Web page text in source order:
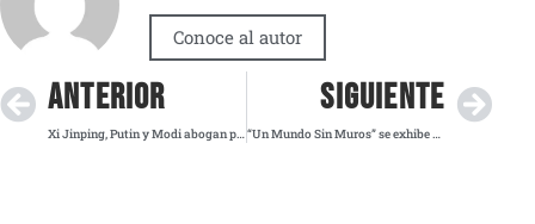
Conoce al autor
ANTERIOR
Xi Jinping, Putin y Modi abogan por un orden multipolar en la cumbre de Tianjin
SIGUIENTE
“Un Mundo Sin Muros” se exhibe en el primer UNIFEST Film de la CDMX